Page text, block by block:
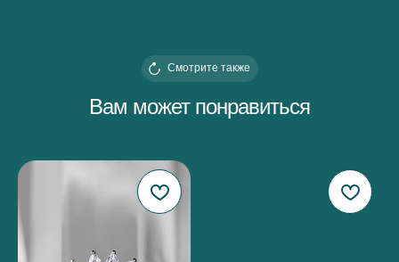
Вам может понравиться
Смотрите также